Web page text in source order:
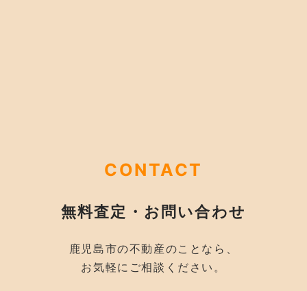
CONTACT
無料査定・お問い合わせ
鹿児島市の不動産のことなら、
お気軽にご相談ください。